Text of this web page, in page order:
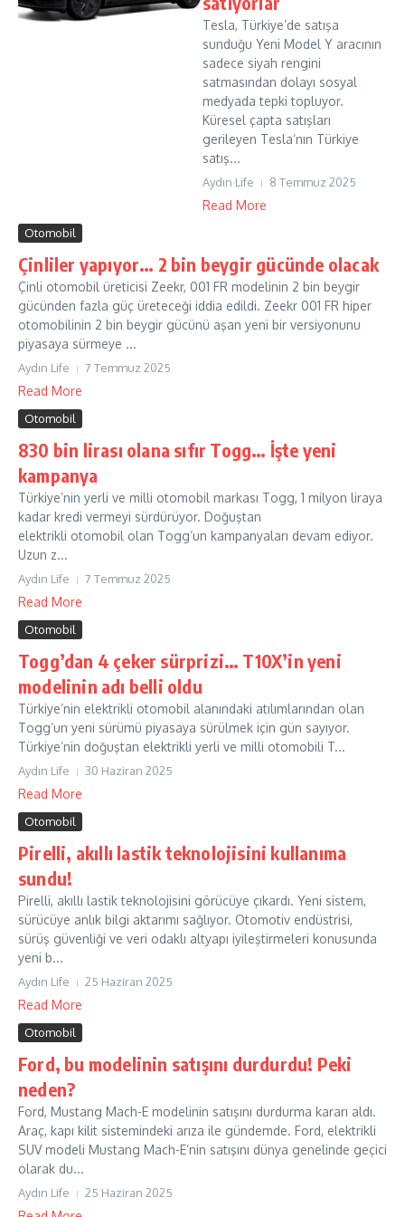
Tesla, Türkiye’de satışa
sunduğu Yeni Model Y aracının
sadece siyah rengini
satmasından dolayı sosyal
medyada tepki topluyor.
Küresel çapta satışları
gerileyen Tesla‘nın Türkiye
satış...
Aydın Life 8 Temmuz 2025
Read More
Otomobil
Çinliler yapıyor… 2 bin beygir gücünde olacak
Çinli otomobil üreticisi Zeekr, 001 FR modelinin 2 bin beygir
gücünden fazla güç üreteceği iddia edildi. Zeekr 001 FR hiper
otomobilinin 2 bin beygir gücünü aşan yeni bir versiyonunu
piyasaya sürmeye ...
Aydın Life 7 Temmuz 2025
Read More
Otomobil
830 bin lirası olana sıfır Togg… İşte yeni
kampanya
Türkiye’nin yerli ve milli otomobil markası Togg, 1 milyon liraya
kadar kredi vermeyi sürdürüyor. Doğuştan
elektrikli otomobil olan Togg‘un kampanyaları devam ediyor.
Uzun z...
Aydın Life 7 Temmuz 2025
Read More
Otomobil
Togg’dan 4 çeker sürprizi… T10X’in yeni
modelinin adı belli oldu
Türkiye’nin elektrikli otomobil alanındaki atılımlarından olan
Togg’un yeni sürümü piyasaya sürülmek için gün sayıyor.
Türkiye’nin doğuştan elektrikli yerli ve milli otomobili T...
Aydın Life 30 Haziran 2025
Read More
Otomobil
Pirelli, akıllı lastik teknolojisini kullanıma
sundu!
Pirelli, akıllı lastik teknolojisini görücüye çıkardı. Yeni sistem,
sürücüye anlık bilgi aktarımı sağlıyor. Otomotiv endüstrisi,
sürüş güvenliği ve veri odaklı altyapı iyileştirmeleri konusunda
yeni b...
Aydın Life 25 Haziran 2025
Read More
Otomobil
Ford, bu modelinin satışını durdurdu! Peki
neden?
Ford, Mustang Mach-E modelinin satışını durdurma kararı aldı.
Araç, kapı kilit sistemindeki arıza ile gündemde. Ford, elektrikli
SUV modeli Mustang Mach-E’nin satışını dünya genelinde geçici
olarak du...
Aydın Life 25 Haziran 2025